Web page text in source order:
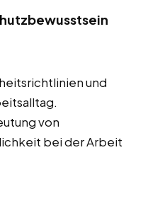
und
von
bei der Arbeit